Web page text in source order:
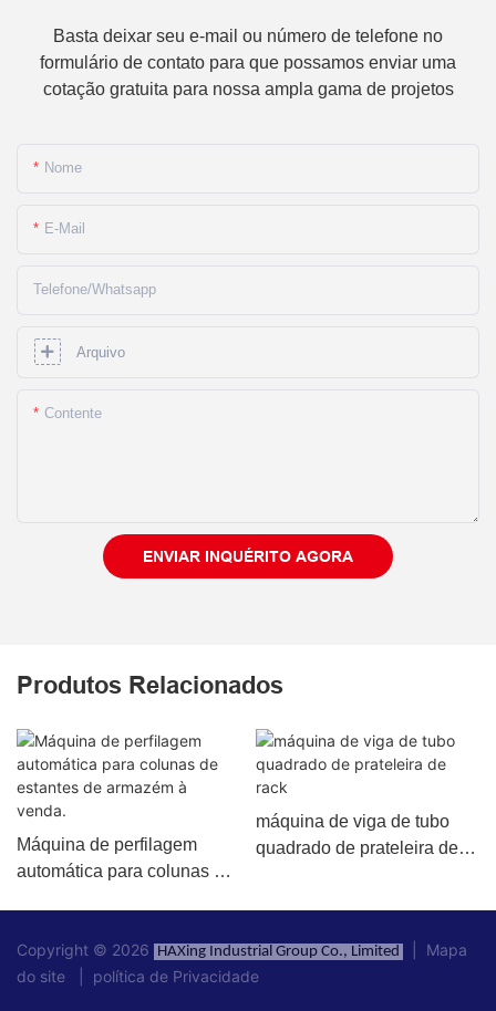
Basta deixar seu e-mail ou número de telefone no
formulário de contato para que possamos enviar uma
cotação gratuita para nossa ampla gama de projetos
Nome
E-Mail
Telefone/whatsapp
Arquivo
Contente
ENVIAR INQUÉRITO AGORA
Produtos Relacionados
Máquina de perfilagem
automática para colunas de
máquina de viga de tubo
quadrado de prateleira de
Copyright © 2026 HAXing Industrial Group Co., Limited
Mapa
do site
política de Privacidade